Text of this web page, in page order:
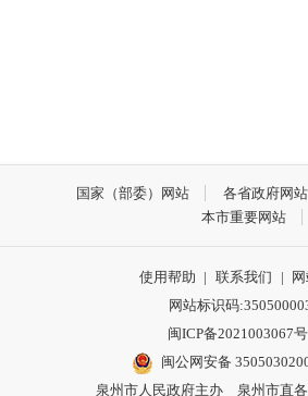
国家（部委）网站 各省政府网站
本市重要网站
使用帮助 | 联系我们 |
网站标识码
闽ICP备2021003067
闽公网安备
泉州市人民政府主办 泉州市直